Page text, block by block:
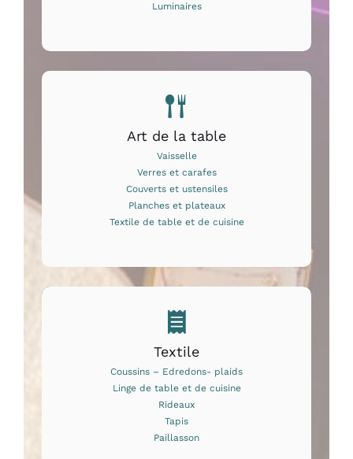
Luminaires
Art de la table
Vaisselle
Verres et carafes
Couverts et ustensiles
Planches et plateaux
Textile de table et de cuisine
Textile
Coussins – Edredons- plaids
Linge de table et de cuisine
Rideaux
Tapis
Paillasson